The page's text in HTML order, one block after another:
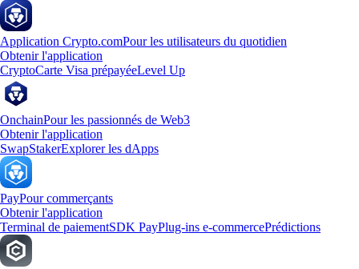
Application Crypto.comPour les utilisateurs du quotidien
Obtenir l'application
CryptoCarte Visa prépayéeLevel Up
OnchainPour les passionnés de Web3
Obtenir l'application
SwapStakerExplorer les dApps
PayPour commerçants
Obtenir l'application
Terminal de paiementSDK PayPlug-ins e-commercePrédictions